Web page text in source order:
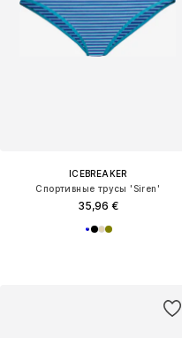
ICEBREAKER
Спортивные трусы 'Siren'
35,96 €